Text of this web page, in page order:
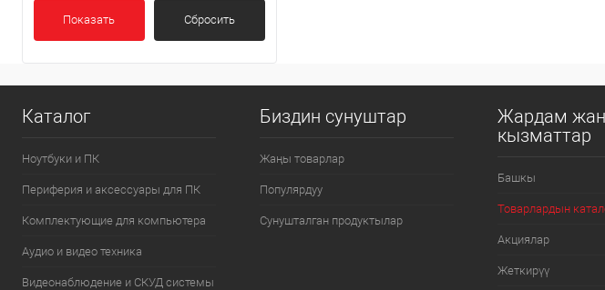
Показать Сбросить
Каталог
Ноутбуки и ПК
Периферия и аксессуары для ПК
Комплектующие для компьютера
Аудио и видео техника
Видеонаблюдение и СКУД системы
Биздин сунуштар
Жаңы товарлар
Популярдуу
Сунушталган продуктылар
Жардам
кызматтар
Башкы
Товарлардын
Акциялар
Жеткирүү